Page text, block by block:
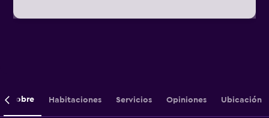
Sobre Habitaciones Servicios Opiniones Ubicación